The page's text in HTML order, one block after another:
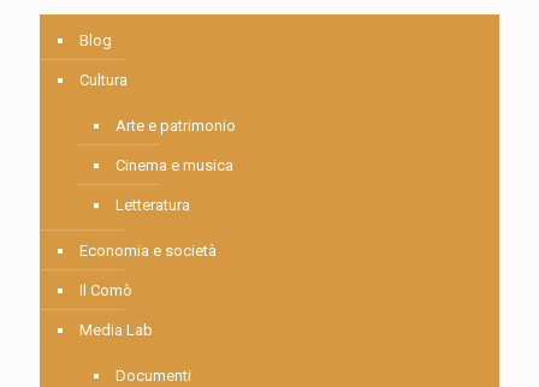
Blog
Cultura
Arte e patrimonio
Cinema e musica
Letteratura
Economia e società
Il Comò
Media Lab
Documenti